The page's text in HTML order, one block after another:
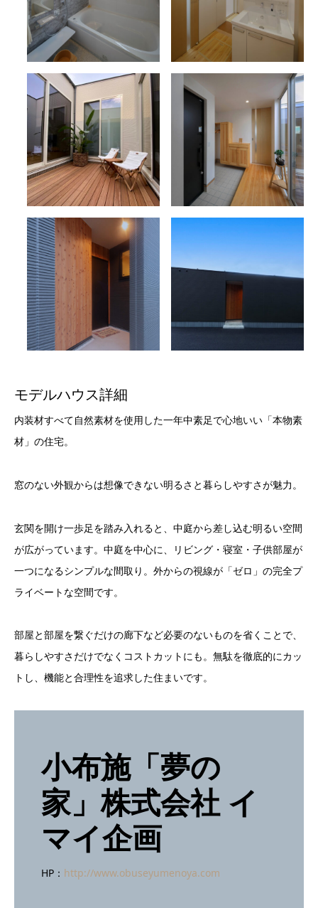
モデルハウス詳細
内装材すべて自然素材を使用した一年中素足で心地いい「本物素
材」の住宅。
窓のない外観からは想像できない明るさと暮らしやすさが魅力。
玄関を開け一歩足を踏み入れると、中庭から差し込む明るい空間
が広がっています。中庭を中心に、リビング・寝室・子供部屋が
一つになるシンプルな間取り。外からの視線が「ゼロ」の完全プ
ライベートな空間です。
部屋と部屋を繋ぐだけの廊下など必要のないものを省くことで、
暮らしやすさだけでなくコストカットにも。無駄を徹底的にカッ
トし、機能と合理性を追求した住まいです。
小布施「夢の
家」株式会社 イ
マイ企画
HP： http://www.obuseyumenoya.com